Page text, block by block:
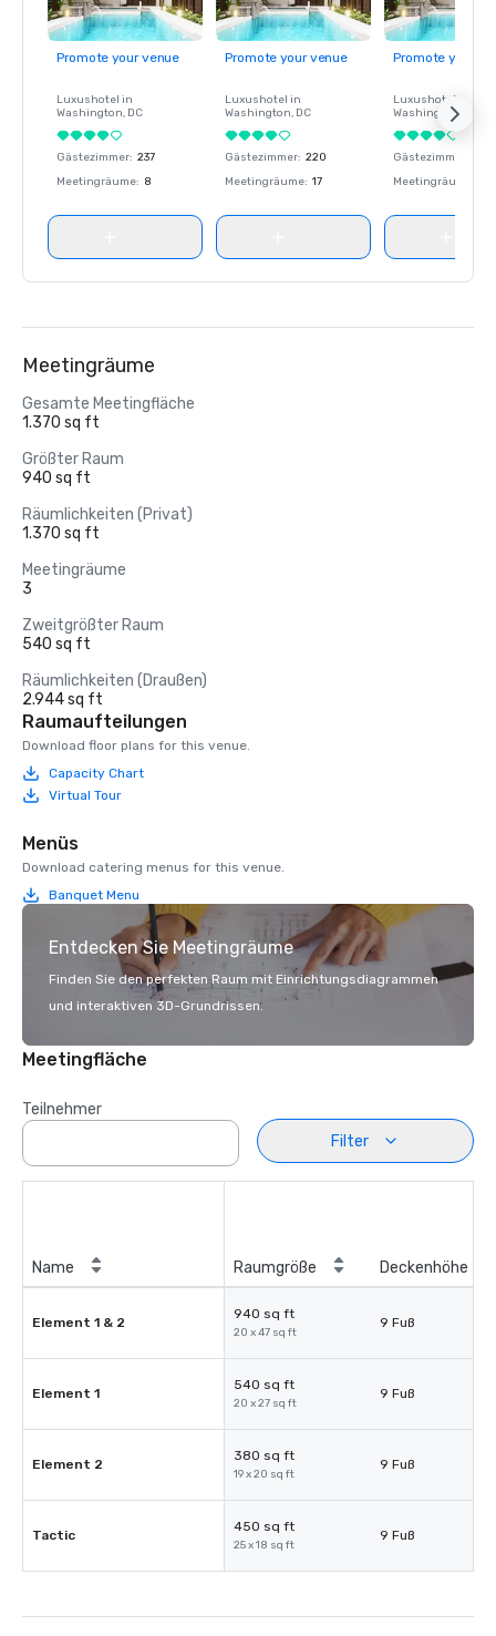
Promote your venue
Luxushotel in
Washington, DC
Gästezimmer: 237
Meetingräume: 8
Promote your venue
Luxushotel in
Washington, DC
Gästezimmer: 220
Meetingräume: 17
Promote your
Luxushotel in
Washington
Gästezimmer
Meetingräume
Meetingräume
Gesamte Meetingfläche
1.370 sq ft
Größter Raum
940 sq ft
Räumlichkeiten (Privat)
1.370 sq ft
Meetingräume
3
Zweitgrößter Raum
540 sq ft
Räumlichkeiten (Draußen)
2.944 sq ft
Raumaufteilungen
Download floor plans for this venue.
Capacity Chart
Virtual Tour
Menüs
Download catering menus for this venue.
Banquet Menu
Entdecken Sie Meetingräume
Finden Sie den perfekten Raum mit Einrichtungsdiagrammen
und interaktiven 3D-Grundrissen.
Meetingfläche
Teilnehmer
Filter
Name Raumgröße Deckenhöhe
Element 1 & 2
940 sq ft
20 x 47 sq ft
9 Fuß
Element 1
540 sq ft
20 x 27 sq ft
9 Fuß
Element 2
380 sq ft
19 x 20 sq ft
9 Fuß
Tactic
450 sq ft
25 x 18 sq ft
9 Fuß